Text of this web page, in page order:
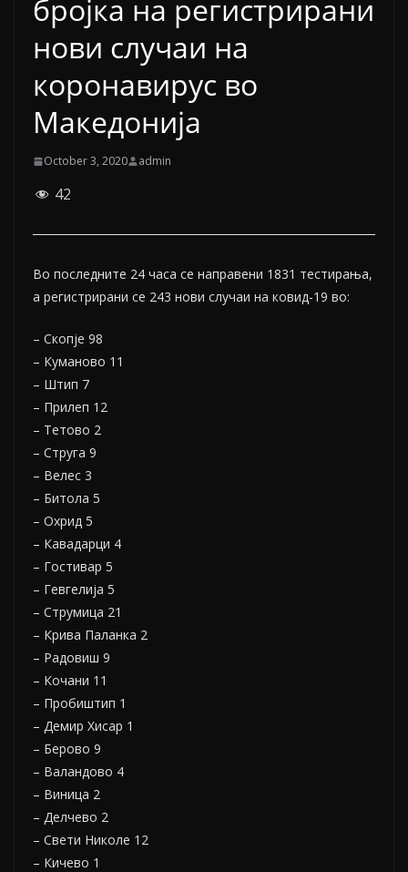
бројка на регистрирани
нови случаи на
коронавирус во
Македонија
October 3, 2020 admin
42
Во последните 24 часа се направени 1831 тестирања,
а регистрирани се 243 нови случаи на ковид-19 во:
– Скопје 98
– Куманово 11
– Штип 7
– Прилеп 12
– Тетово 2
– Струга 9
– Велес 3
– Битола 5
– Охрид 5
– Кавадарци 4
– Гостивар 5
– Гевгелија 5
– Струмица 21
– Крива Паланка 2
– Радовиш 9
– Кочани 11
– Пробиштип 1
– Демир Хисар 1
– Берово 9
– Валандово 4
– Виница 2
– Делчево 2
– Свети Николе 12
– Кичево 1